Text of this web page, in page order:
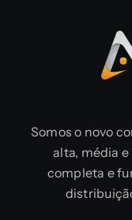
Somos o novo
alta, média
completa e